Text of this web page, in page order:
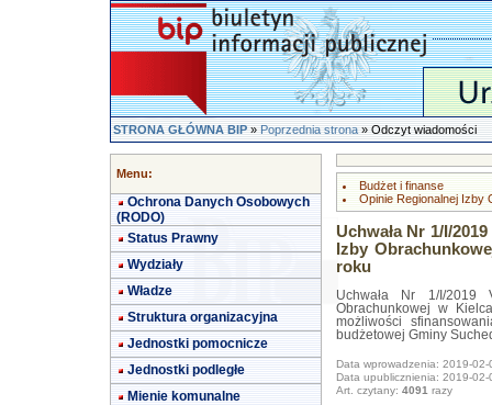
STRONA GŁÓWNA BIP»Poprzednia strona» Odczyt wiadomości
Menu:
Ochrona Danych Osobowych
(RODO)
Status Prawny
Wydziały
Władze
Struktura organizacyjna
Jednostki pomocnicze
Jednostki podległe
Mienie komunalne
Budżet i finanse
Opinie Regionalnej Izby
Uchwała Nr 1/I/
Izby
roku
Uchwała Nr 1/I/2019
Obrachunkowej w
możliwości
budżetowej Gminy
Data wprowadzenia: 2019-02-
Data upublicznienia: 2019-02-
Art. czytany: 4091razy